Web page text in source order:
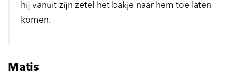
hij vanuit zijn zetel het bakje naar hem toe laten
komen.
Matis